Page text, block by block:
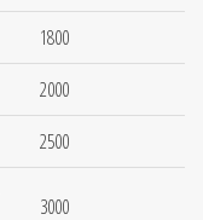
1800
2000
2500
3000